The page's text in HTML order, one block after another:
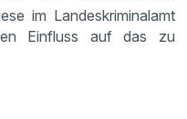
im Landeskriminalamt
Einfluss auf das zu